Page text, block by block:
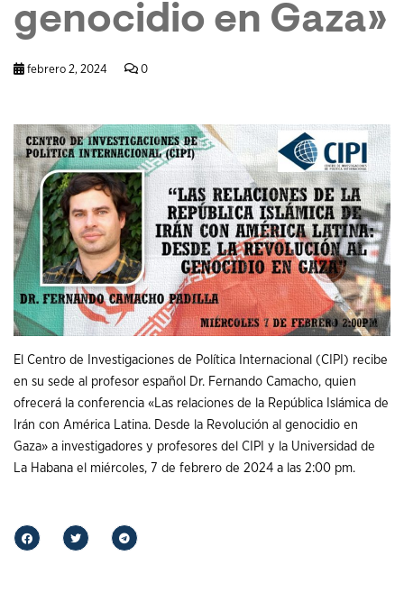
genocidio en Gaza»
febrero 2, 2024 0
El Centro de Investigaciones de Política Internacional (CIPI) recibe
en su sede al profesor español Dr. Fernando Camacho, quien
ofrecerá la conferencia «Las relaciones de la República Islámica de
Irán con América Latina. Desde la Revolución al genocidio en
Gaza» a investigadores y profesores del CIPI y la Universidad de
La Habana el miércoles, 7 de febrero de 2024 a las 2:00 pm.